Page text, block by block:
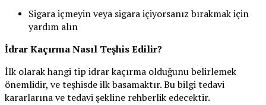
Sigara içmeyin veya sigara içiyorsanız bırakmak için
yardım alın
İdrar Kaçırma Nasıl Teşhis Edilir?
İlk olarak hangi tip idrar kaçırma olduğunu belirlemek
önemlidir, ve teşhisde ilk basamaktır. Bu bilgi tedavi
kararlarına ve tedavi şekline rehberlik edecektir.